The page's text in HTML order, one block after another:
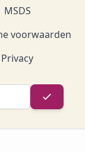
MSDS
voorwaarden
Privacy